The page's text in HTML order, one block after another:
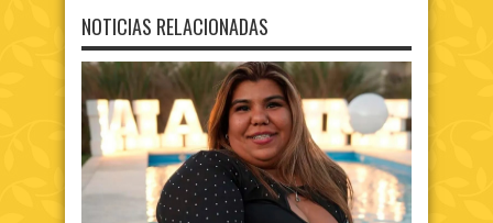
NOTICIAS RELACIONADAS